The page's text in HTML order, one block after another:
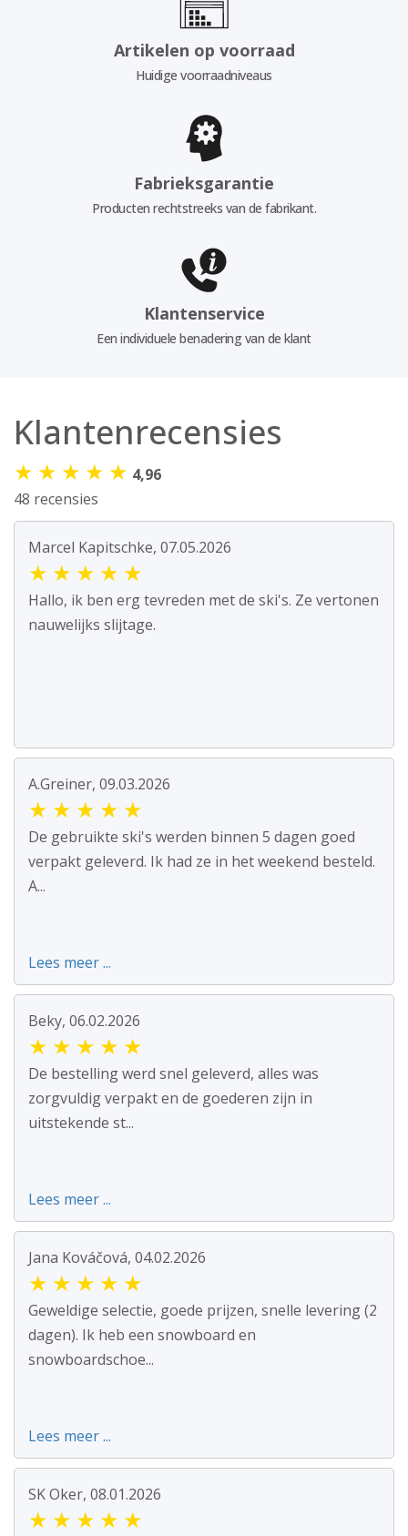
Artikelen op voorraad
Huidige voorraadniveaus
Fabrieksgarantie
Producten rechtstreeks van de fabrikant.
Klantenservice
Een individuele benadering van de klant
Klantenrecensies
★ ★ ★ ★ ★ 4,96
48 recensies
Marcel Kapitschke, 07.05.2026
★ ★ ★ ★ ★
Hallo, ik ben erg tevreden met de ski's. Ze vertonen
nauwelijks slijtage.
A.Greiner, 09.03.2026
★ ★ ★ ★ ★
De gebruikte ski's werden binnen 5 dagen goed
verpakt geleverd. Ik had ze in het weekend besteld.
A...
Lees meer ...
Beky, 06.02.2026
★ ★ ★ ★ ★
De bestelling werd snel geleverd, alles was
zorgvuldig verpakt en de goederen zijn in
uitstekende st...
Lees meer ...
Jana Kováčová, 04.02.2026
★ ★ ★ ★ ★
Geweldige selectie, goede prijzen, snelle levering (2
dagen). Ik heb een snowboard en
snowboardschoe...
Lees meer ...
SK Oker, 08.01.2026
★ ★ ★ ★ ★